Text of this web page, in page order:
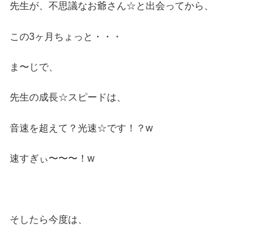
先生が、不思議なお爺さん☆と出会ってから、
この3ヶ月ちょっと・・・
ま〜じで、
先生の成長☆スピードは、
音速を超えて？光速☆です！？w
速すぎぃ〜〜〜！w
そしたら今度は、